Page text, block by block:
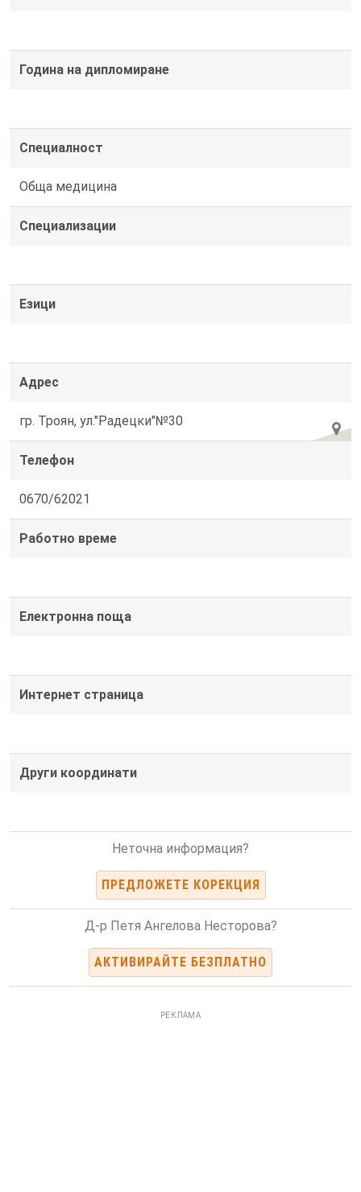
Година на дипломиране
Специалност
Обща медицина
Специализации
Езици
Адрес
гр. Троян, ул."Радецки"№30
Телефон
0670/62021
Работно време
Електронна поща
Интернет страница
Други координати
Неточна информация?
ПРЕДЛОЖЕТЕ КОРЕКЦИЯ
Д-р Петя Ангелова Несторова?
АКТИВИРАЙТЕ БЕЗПЛАТНО
РЕКЛАМА